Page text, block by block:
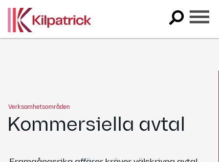
content
Verksamhetsområden
Kommersiella avtal